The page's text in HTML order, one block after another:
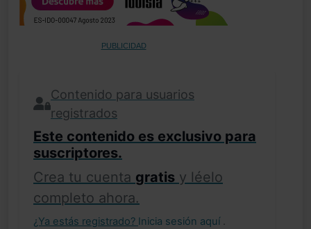
PUBLICIDAD
Contenido para usuarios
registrados
Este contenido es exclusivo para
suscriptores.
Crea tu cuenta gratis y léelo
completo ahora.
¿Ya estás registrado? Inicia sesión aquí .